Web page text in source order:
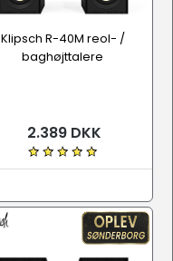
Klipsch R-40M reol- /
baghøjttalere
2.389 DKK